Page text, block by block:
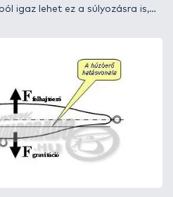
igaz lehet ez a súlyozásra is,
súly a testben, osztott
e, egyáltalán hogy
ha a pontosan belőtt súly
jó veretést? Ezek valóban nem
aggódni, ha elsőre nem is jön
végén biztosan azt kapjuk
volna.